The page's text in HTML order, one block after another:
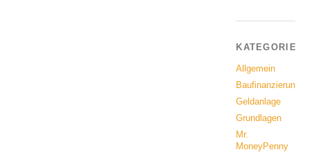
KATEGORIEN
Allgemein
Baufinanzierung
Geldanlage
Grundlagen
Mr.
MoneyPenny